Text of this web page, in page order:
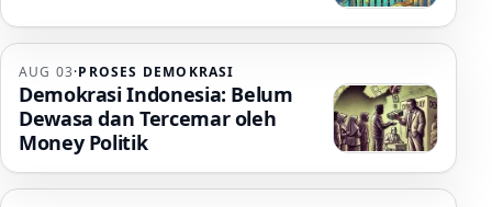
AUG 03·PROSES DEMOKRASI
Demokrasi Indonesia: Belum
Dewasa dan Tercemar oleh
Money Politik